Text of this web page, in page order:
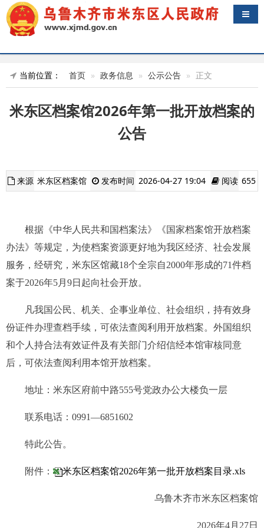
导航
当前位置： 首页 政务信息 公示公告 正文
米东区档案馆2026年第一批开放档案的
公告
来源 米东区档案馆 发布时间 2026-04-27 19:04 阅读 655
根据《中华人民共和国档案法》《国家档案馆开放档案
办法》等规定，为使档案资源更好地为我区经济、社会发展
服务，经研究， 米东区馆藏18个全宗自2000年形成的71件档
案于2026年5月 9日 起向社会开放。
凡我国公民、机关、企事业单位、社会组织，持有效身
份证件办理查档手续，可依法查阅利用开放档案。外国组织
和个人持合法有效证件及有关部门介绍信经本馆审核同意
后，可依法查阅利用本馆开放档案。
地址 ： 米东区府前中路555号党政办公大楼负一层
联系电话 ： 0991—6851602
特此公告。
附件： 米东区档案馆2026年第一批开放档案目录.xls
乌鲁木齐市米东区档案馆
2026年4月 27日